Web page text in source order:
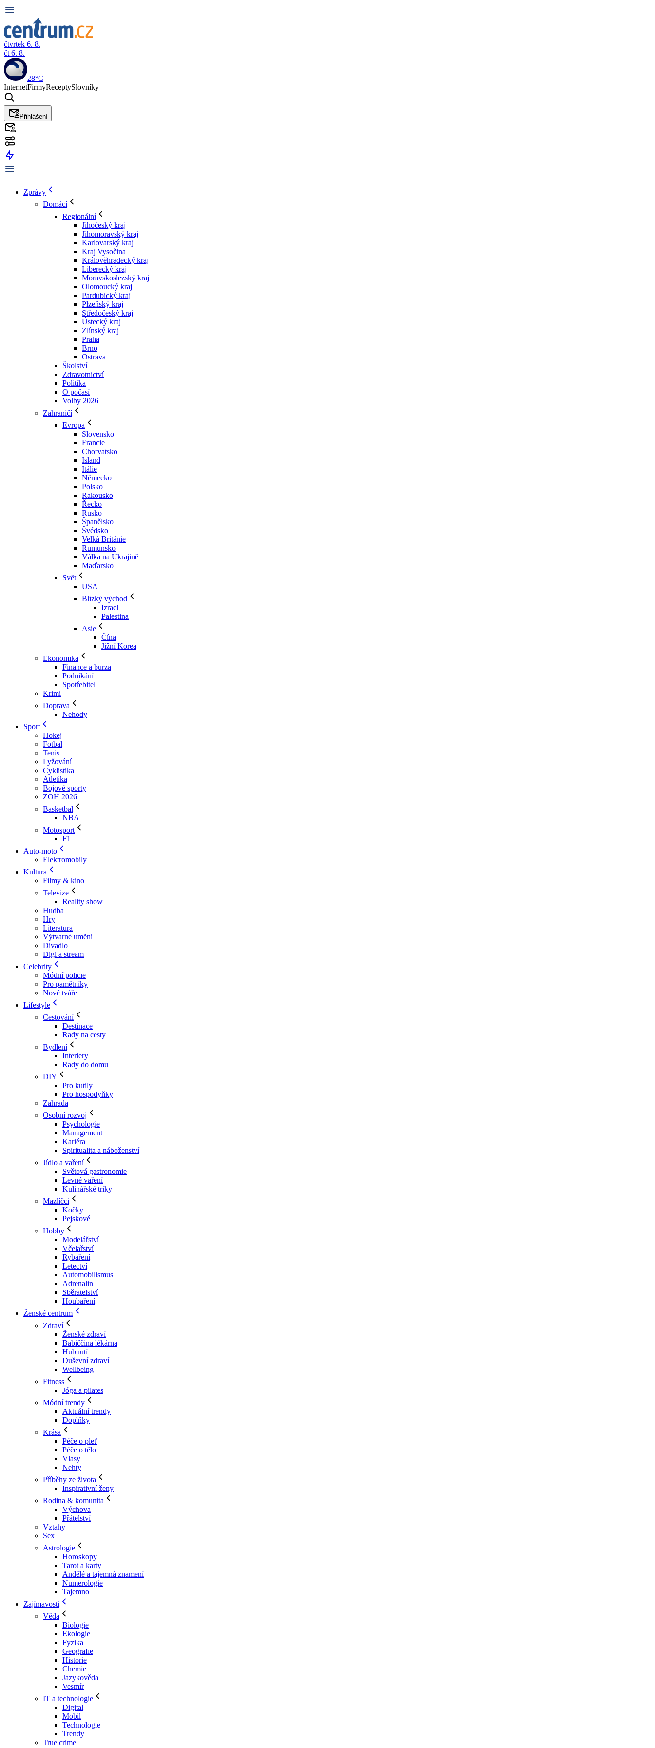
čtvrtek 6. 8.
čt 6. 8.
28°C
InternetFirmyReceptySlovníky
Přihlášení
Zprávy
Domácí
Regionální
Jihočeský kraj
Jihomoravský kraj
Karlovarský kraj
Kraj Vysočina
Králověhradecký kraj
Liberecký kraj
Moravskoslezský kraj
Olomoucký kraj
Pardubický kraj
Plzeňský kraj
Středočeský kraj
Ústecký kraj
Zlínský kraj
Praha
Brno
Ostrava
Školství
Zdravotnictví
Politika
O počasí
Volby 2026
Zahraničí
Evropa
Slovensko
Francie
Chorvatsko
Island
Itálie
Německo
Polsko
Rakousko
Řecko
Rusko
Španělsko
Švédsko
Velká Británie
Rumunsko
Válka na Ukrajině
Maďarsko
Svět
USA
Blízký východ
Izrael
Palestina
Asie
Čína
Jižní Korea
Ekonomika
Finance a burza
Podnikání
Spotřebitel
Krimi
Doprava
Nehody
Sport
Hokej
Fotbal
Tenis
Lyžování
Cyklistika
Atletika
Bojové sporty
ZOH 2026
Basketbal
NBA
Motosport
F1
Auto-moto
Elektromobily
Kultura
Filmy & kino
Televize
Reality show
Hudba
Hry
Literatura
Výtvarné umění
Divadlo
Digi a stream
Celebrity
Módní policie
Pro pamětníky
Nové tváře
Lifestyle
Cestování
Destinace
Rady na cesty
Bydlení
Interiery
Rady do domu
DIY
Pro kutily
Pro hospodyňky
Zahrada
Osobní rozvoj
Psychologie
Management
Kariéra
Spiritualita a náboženství
Jídlo a vaření
Světová gastronomie
Levné vaření
Kulinářské triky
Mazlíčci
Kočky
Pejskové
Hobby
Modelářství
Včelařství
Rybaření
Letectví
Automobilismus
Adrenalin
Sběratelství
Houbaření
Ženské centrum
Zdraví
Ženské zdraví
Babiččina lékárna
Hubnutí
Duševní zdraví
Wellbeing
Fitness
Jóga a pilates
Módní trendy
Aktuální trendy
Doplňky
Krása
Péče o pleť
Péče o tělo
Vlasy
Nehty
Příběhy ze života
Inspirativní ženy
Rodina & komunita
Výchova
Přátelství
Vztahy
Sex
Astrologie
Horoskopy
Tarot a karty
Andělé a tajemná znamení
Numerologie
Tajemno
Zajímavosti
Věda
Biologie
Ekologie
Fyzika
Geografie
Historie
Chemie
Jazykověda
Vesmír
IT a technologie
Digital
Mobil
Technologie
Trendy
True crime